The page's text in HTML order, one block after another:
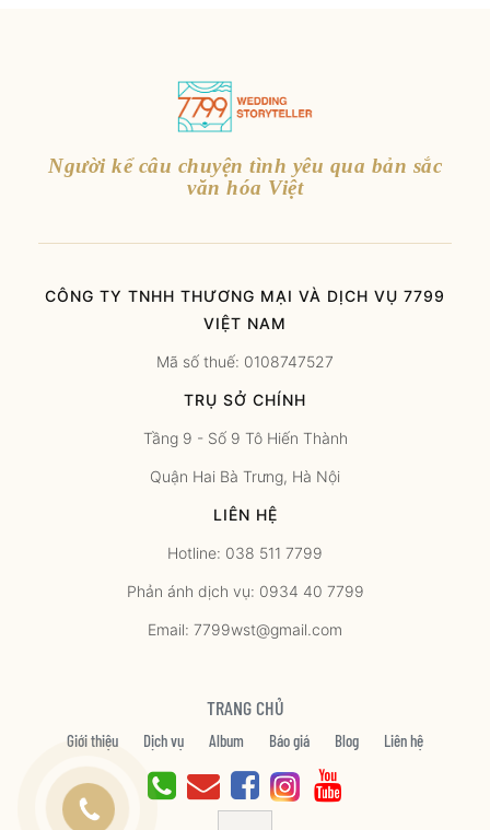
Người kể câu chuyện tình yêu qua bản sắc
văn hóa Việt
CÔNG TY TNHH THƯƠNG MẠI VÀ DỊCH VỤ 7799
VIỆT NAM
Mã số thuế: 0108747527
TRỤ SỞ CHÍNH
Tầng 9 - Số 9 Tô Hiến Thành
Quận Hai Bà Trưng, Hà Nội
LIÊN HỆ
Hotline: 038 511 7799
Phản ánh dịch vụ: 0934 40 7799
Email: 7799wst@gmail.com
TRANG CHỦ
Giới thiệu Dịch vụ Album Báo giá Blog Liên hệ